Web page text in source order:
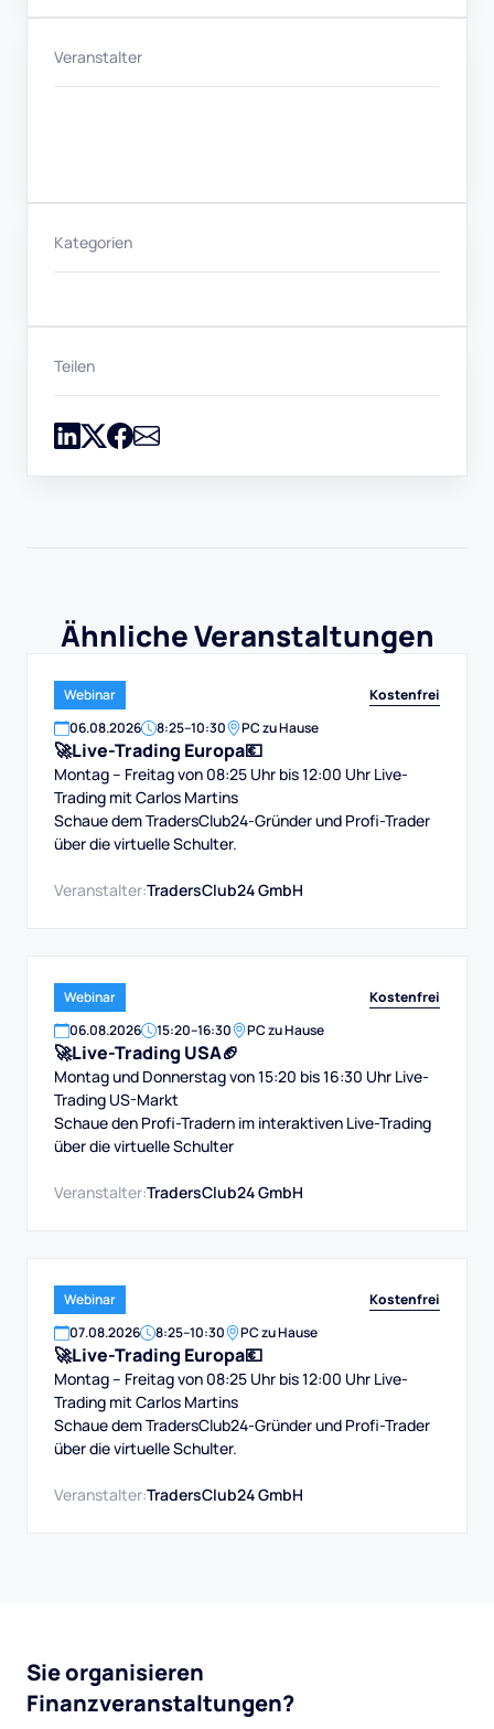
Veranstalter
Kategorien
Teilen
Ähnliche Veranstaltungen
Webinar
Kostenfrei
06.08.2026 8:25–10:30 PC zu Hause
🚀Live-Trading Europa💶
Montag – Freitag von 08:25 Uhr bis 12:00 Uhr Live-
Trading mit Carlos Martins
Schaue dem TradersClub24-Gründer und Profi-Trader
über die virtuelle Schulter.
Veranstalter:TradersClub24 GmbH
Webinar
Kostenfrei
06.08.2026 15:20–16:30 PC zu Hause
🚀Live-Trading USA🏈
Montag und Donnerstag von 15:20 bis 16:30 Uhr Live-
Trading US-Markt
Schaue den Profi-Tradern im interaktiven Live-Trading
über die virtuelle Schulter
Veranstalter:TradersClub24 GmbH
Webinar
Kostenfrei
07.08.2026 8:25–10:30 PC zu Hause
🚀Live-Trading Europa💶
Montag – Freitag von 08:25 Uhr bis 12:00 Uhr Live-
Trading mit Carlos Martins
Schaue dem TradersClub24-Gründer und Profi-Trader
über die virtuelle Schulter.
Veranstalter:TradersClub24 GmbH
Sie organisieren
Finanzveranstaltungen?